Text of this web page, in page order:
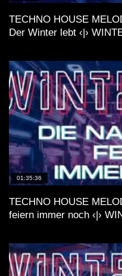
TECHNO HOUSE
Der Winter lebt ‹|›
01:35:36
TECHNO HOUSE
feiern immer noch ‹|›